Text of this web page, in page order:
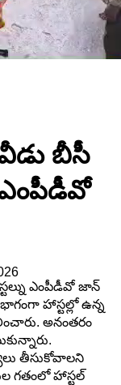
బీసీ
ఎంపీడీవో జాన్
హాస్టల్లో ఉన్న
అనంతరం
తీసుకోవాలని
గతంలో హాస్టల్